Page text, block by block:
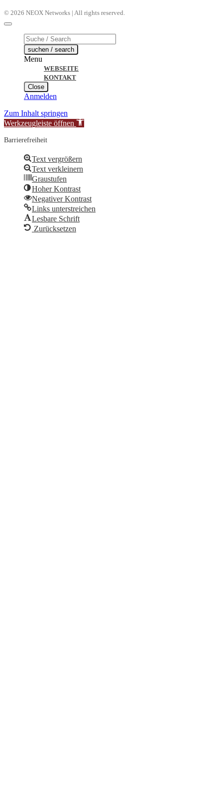
© 2026 NEOX Networks | All rights reserved.
Products
search
suchen / search
Menu
WEBSEITE
KONTAKT
Close
Anmelden
Zum Inhalt springen
Werkzeugleiste öffnen
Barrierefreiheit
Text vergrößern
Text verkleinern
Graustufen
Hoher Kontrast
Negativer Kontrast
Links unterstreichen
Lesbare Schrift
Zurücksetzen